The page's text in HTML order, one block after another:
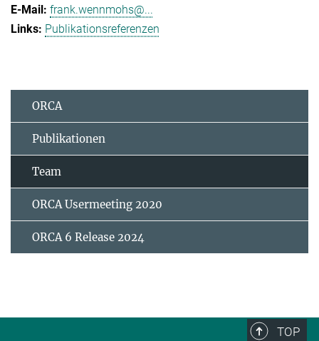
frank.wennmohs@...
Publikationsreferenzen
ORCA
Publikationen
Team
ORCA Usermeeting 2020
ORCA 6 Release 2024
TOP